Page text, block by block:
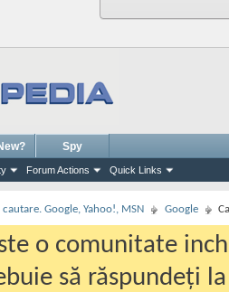
Forum Actions Quick Links
Spy
Google, Yahoo!, MSN Google
o comunitate
să răspundeți